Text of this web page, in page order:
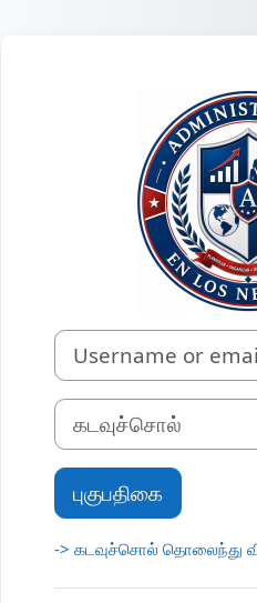
Username or email
கடவுச்சொல்
புகுபதிகை
-> கடவுச்சொல் தொலைந்து